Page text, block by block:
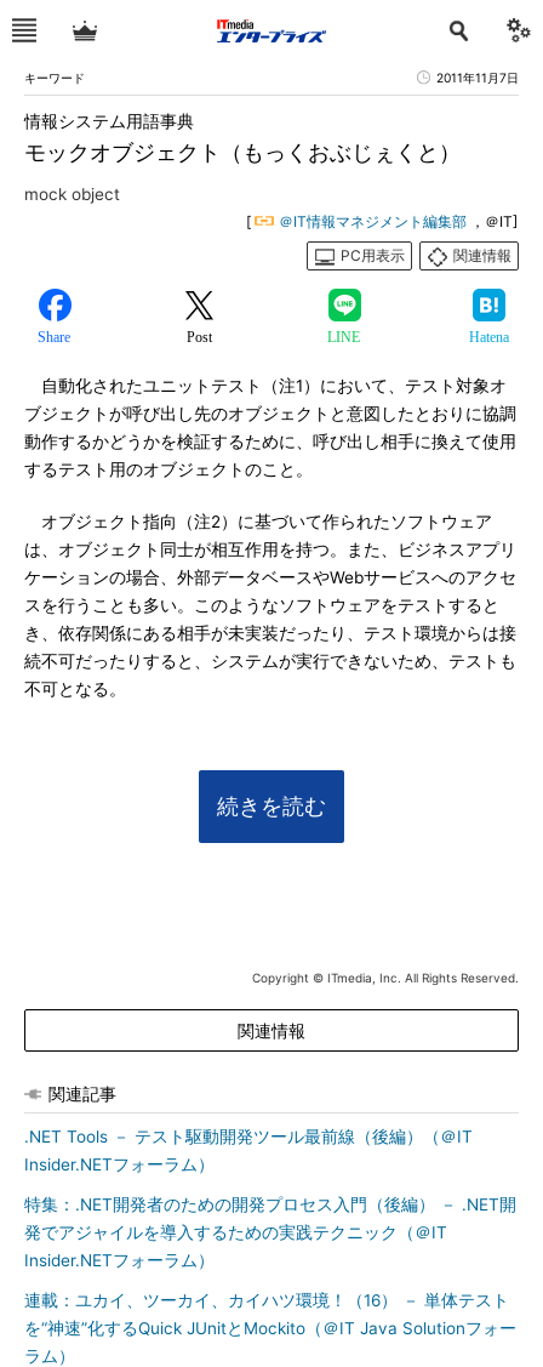
キーワード 2011年11月7日
モックオブジェクト（もっくおぶじぇくと）
情報システム用語事典
mock object
[ ＠IT情報マネジメント編集部 ，＠IT]
PC用表示
関連情報
Share Post LINE Hatena
自動化されたユニットテスト（注1）において、テスト対象オ
ブジェクトが呼び出し先のオブジェクトと意図したとおりに協調
動作するかどうかを検証するために、呼び出し相手に換えて使用
するテスト用のオブジェクトのこと。
オブジェクト指向（注2）に基づいて作られたソフトウェア
は、オブジェクト同士が相互作用を持つ。また、ビジネスアプリ
ケーションの場合、外部データベースやWebサービスへのアクセ
スを行うことも多い。このようなソフトウェアをテストすると
き、依存関係にある相手が未実装だったり、テスト環境からは接
続不可だったりすると、システムが実行できないため、テストも
不可となる。
続きを読む
Copyright © ITmedia, Inc. All Rights Reserved.
関連情報
関連記事
.NET Tools － テスト駆動開発ツール最前線（後編）（＠IT
Insider.NETフォーラム）
特集：.NET開発者のための開発プロセス入門（後編） － .NET開
発でアジャイルを導入するための実践テクニック（＠IT
Insider.NETフォーラム）
連載：ユカイ、ツーカイ、カイハツ環境！（16） － 単体テスト
を“神速”化するQuick JUnitとMockito（＠IT Java Solutionフォー
ラム）